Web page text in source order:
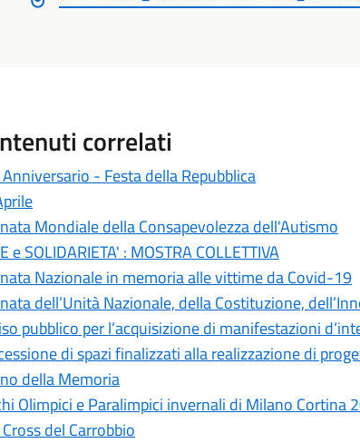
correlati
- Festa della Repubblica
Mondiale della Consapevolezza dell'Autismo
e SOLIDARIETA' : MOSTRA COLLETTIVA
Nazionale in memoria alle vittime da Covid-19
dell’Unità Nazionale, della Costituzione,
pubblico per l’acquisizione di manifestazioni
di spazi finalizzati alla realizzazione di
della Memoria
Olimpici e Paralimpici invernali di Milano Cortina
del Carrobbio